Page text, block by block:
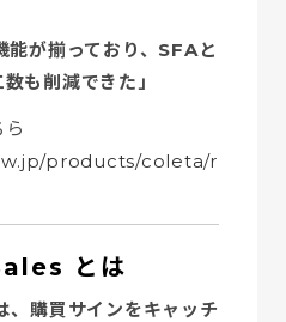
能が揃っており、SFAと
も削減できた」
products/coleta/r
とは
購買サインをキャッチ